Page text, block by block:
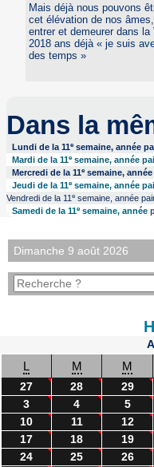
Mais déjà nous pouvons
cet élévation de nos
entrer et demeurer dans la
2018 ans déjà « je suis
des temps »
Dans la
Lundi de la 11e semaine, année
Mardi de la 11esemaine, année
Mercredi de la 11e semaine,
Jeudi de la 11esemaine, année
Vendredi de la 11 esemaine, année
Samedi de la 11esemaine, année
Dimanche 9 août 2026
L M M
27 28 29
3
4 5
10
11 12
17
18 19
24
25 26